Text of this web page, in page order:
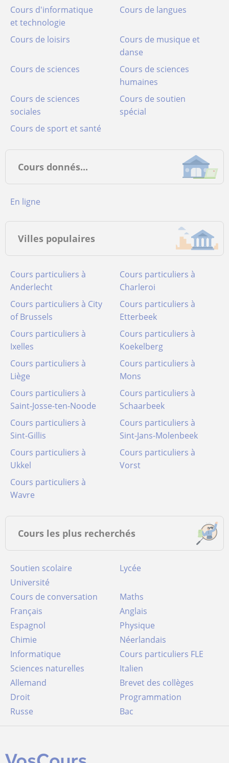
Cours d'informatique
et technologie
Cours de langues
Cours de loisirs
Cours de musique et
danse
Cours de sciences
Cours de sciences
humaines
Cours de sciences
sociales
Cours de soutien
spécial
Cours de sport et santé
Cours donnés...
en ligne
Villes populaires
Cours particuliers à
Anderlecht
Cours particuliers à
Charleroi
Cours particuliers à City
of Brussels
Cours particuliers à
Etterbeek
Cours particuliers à
Ixelles
Cours particuliers à
Koekelberg
Cours particuliers à
Liège
Cours particuliers à
Mons
Cours particuliers à
Saint-Josse-ten-Noode
Cours particuliers à
Schaarbeek
Cours particuliers à
Sint-Gillis
Cours particuliers à
Sint-Jans-Molenbeek
Cours particuliers à
Ukkel
Cours particuliers à
Vorst
Cours particuliers à
Wavre
Cours les plus recherchés
Soutien scolaire
Lycée
Université
Cours de conversation
Maths
Français
Anglais
Espagnol
Physique
Chimie
Néerlandais
Informatique
Cours particuliers FLE
Sciences naturelles
Italien
Allemand
Brevet des collèges
Droit
Programmation
Russe
Bac